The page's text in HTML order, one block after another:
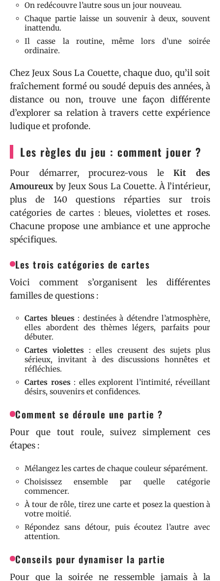
On redécouvre l’autre sous un jour nouveau.
Chaque partie laisse un souvenir à deux, souvent
inattendu.
Il casse la routine, même lors d’une soirée
ordinaire.
Chez Jeux Sous La Couette, chaque duo, qu’il soit
fraîchement formé ou soudé depuis des années, à
distance ou non, trouve une façon différente
d’explorer sa relation à travers cette expérience
ludique et profonde.
Les règles du jeu : comment jouer ?
Pour démarrer, procurez-vous leKit des
Amoureux by Jeux Sous La Couette. À l’intérieur,
plus de 140 questions réparties sur trois
catégories de cartes : bleues, violettes et roses.
Chacune propose une ambiance et une approche
spécifiques.
Les trois catégories de cartes
Voici comment s’organisent les différentes
familles de questions :
Cartes bleues: destinées à détendre l’atmosphère,
elles abordent des thèmes légers, parfaits pour
débuter.
Cartes violettes : elles creusent des sujets plus
sérieux, invitant à des discussions honnêtes et
réfléchies.
Cartes roses: elles explorent l’intimité, réveillant
désirs, souvenirs et confidences.
Comment se déroule une partie ?
Pour que tout roule, suivez simplement ces
étapes :
Mélangez les cartes de chaque couleur séparément.
Choisissez ensemble par quelle catégorie
commencer.
À tour de rôle, tirez une carte et posez la question à
votre moitié.
Répondez sans détour, puis écoutez l’autre avec
attention.
Conseils pour dynamiser la partie
Pour que la soirée ne ressemble jamais à la